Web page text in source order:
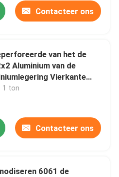
Contacteer ons
van het de
Aluminium van de
Vierkante
1 ton
Contacteer ons
6061 de